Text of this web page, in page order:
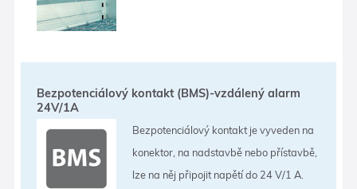
Bezpotenciálový kontakt (BMS)-vzdálený alarm
24V/1A
Bezpotenciálový kontakt je vyveden na
konektor, na nadstavbě nebo přístavbě,
lze na něj připojit napětí do 24 V/1 A.